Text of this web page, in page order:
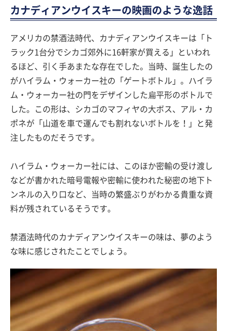
カナディアンウイスキーの映画のような逸話
アメリカの禁酒法時代、カナディアンウイスキーは「ト
ラック1台分でシカゴ郊外に16軒家が買える」といわれ
るほど、引く手あまたな存在でした。当時、誕生したの
がハイラム・ウォーカー社の「ゲートボトル」。ハイラ
ム・ウォーカー社の門をデザインした扁平形のボトルで
した。この形は、シカゴのマフィヤの大ボス、アル・カ
ポネが「山道を車で運んでも割れないボトルを！」と発
注したものだそうです。
ハイラム・ウォーカー社には、このほか密輸の受け渡し
などが書かれた暗号電報や密輸に使われた秘密の地下ト
ンネルの入り口など、当時の繁盛ぶりがわかる貴重な資
料が残されているそうです。
禁酒法時代のカナディアンウイスキーの味は、夢のよう
な味に感じされたことでしょう。